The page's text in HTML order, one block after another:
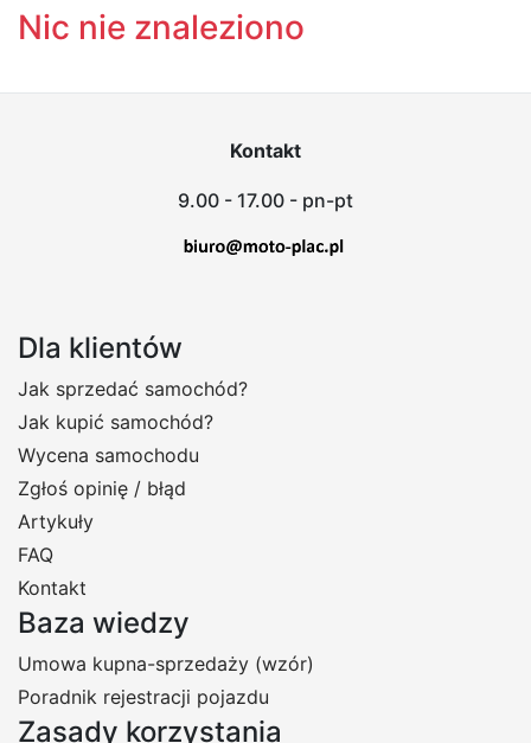
Nic nie znaleziono
Kontakt
9.00 - 17.00 - pn-pt
Dla klientów
Jak sprzedać samochód?
Jak kupić samochód?
Wycena samochodu
Zgłoś opinię / błąd
Artykuły
FAQ
Kontakt
Baza wiedzy
Umowa kupna-sprzedaży (wzór)
Poradnik rejestracji pojazdu
Zasady korzystania